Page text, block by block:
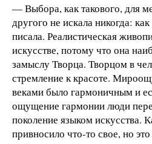
— Выбора, как такового, для
другого не искала никогда:
писала. Реалистическая
искусстве, потому что она
замыслу Творца. Творцом в
стремление к красоте.
веками было гармоничным и
ощущение гармонии люди
поколение языком искусства.
привносило что-то свое, но